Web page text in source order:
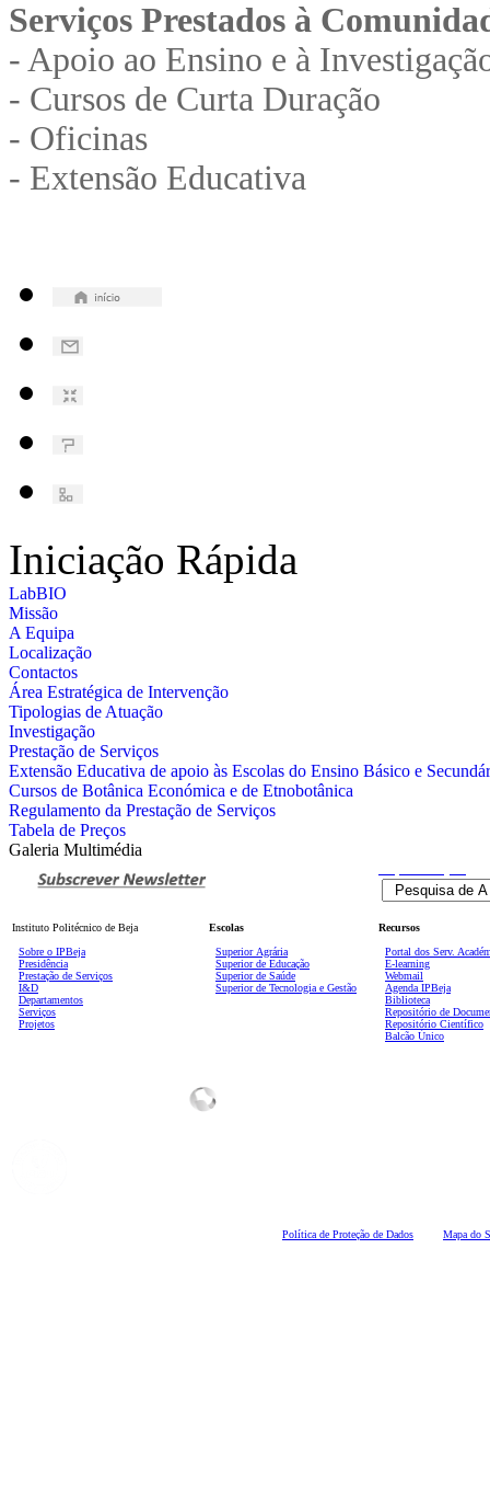
Serviços Prestados à
- Apoio ao Ensino e à
- Cursos de Curta Duração
- Oficinas
- Extensão Educativa
Iniciação Rápida
LabBIO
Missão
A Equipa
Localização
Contactos
Área Estratégica de Intervenção
Tipologias de Atuação
Investigação
Prestação de Serviços
Extensão Educativa de apoio às Escolas do Ensino Básico e
Cursos de Botânica Económica e de Etnobotânica
Regulamento da Prestação de Serviços
Tabela de Preços
Galeria Multimédia
Instituto Politécnico de Beja
Sobre o IPBeja
Presidência
Prestação de Serviços
I&D
Departamentos
Serviços
Projetos
Escolas
Superior Agrária
Superior de Educação
Superior de Saúde
Superior de Tecnologia e Gestão
Recursos
Portal dos Serv.
E-learning
Webmail
Agenda IPBeja
Biblioteca
Repositório de
Repositório Científico
Balcão Único
Política de Proteção de Dados Mapa do